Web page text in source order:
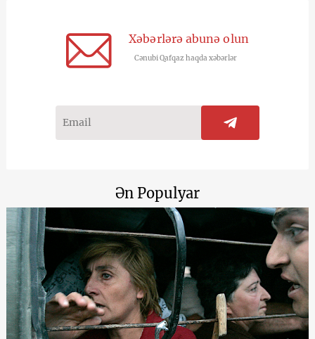
Xəbərlərə abunə olun
Cənubi Qafqaz haqda xəbərlər
Ən Populyar